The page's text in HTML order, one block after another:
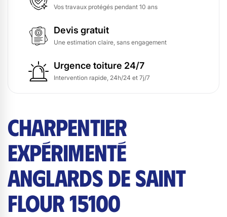
Vos travaux protégés pendant 10 ans
Devis gratuit
Une estimation claire, sans engagement
Urgence toiture 24/7
Intervention rapide, 24h/24 et 7j/7
CHARPENTIER
EXPÉRIMENTÉ
ANGLARDS DE SAINT
FLOUR 15100